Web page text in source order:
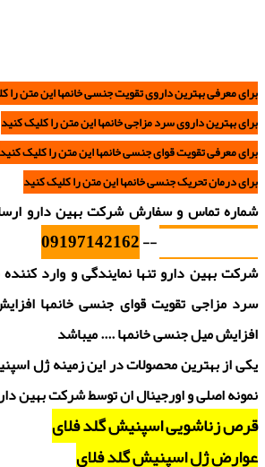
برای معرفی بهترین داروی تقویت جنسی خانمها این متن را
برای بهترین داروی سرد مزاجی خانمها این متن را کلیک کنید
برای معرفی تقویت قوای جنسی خانمها این متن را کلیک کنید
برای درمان تحریک جنسی خانمها این متن را کلیک کنید
شماره تماس و سفارش شرکت بهین دارو
--
09197142162
شرکت بهین دارو تنها نمایندگی و وارد
سرد مزاجی تقویت قوای جنسی خانمها
افزایش میل جنسی خانمها .... میباشد
یکی از بهترین محصولات در این زمینه ژل
نمونه اصلی و اورجینال ان توسط شرکت بهین
قرص زناشویی اسپنیش گلد فلای
عوارض ژل اسپنیش گلد فلای